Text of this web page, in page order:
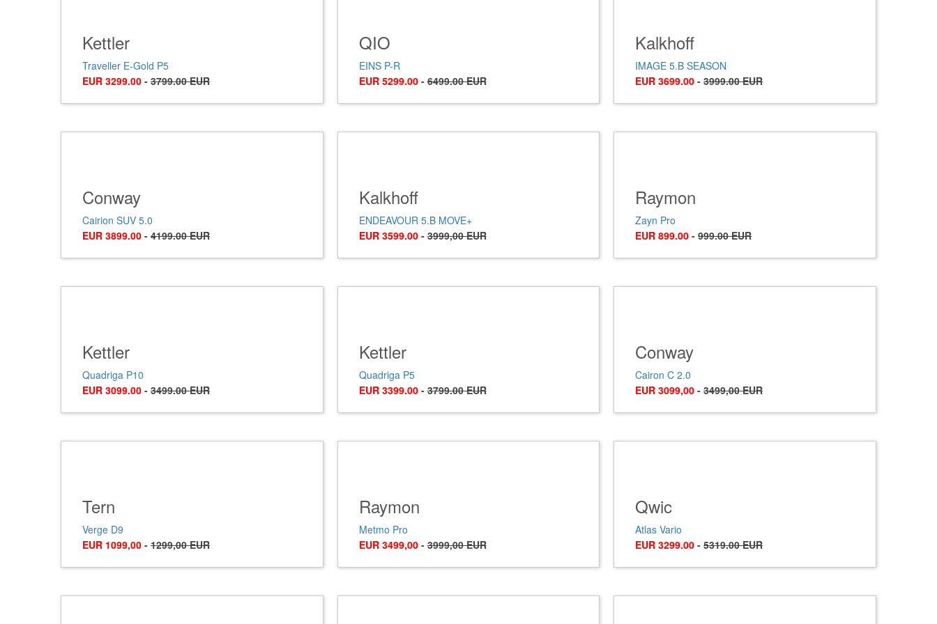
Kettler
Traveller E-Gold P5
EUR 3299.00 - 3799.00 EUR
QIO
EINS P-R
EUR 5299.00-6499.00 EUR
Kalkhoff
IMAGE 5.B SEASON
EUR 3699.00 -3999.00 EUR
Conway
Cairion SUV 5.0
EUR 3899.00 - 4199.00 EUR
Kalkhoff
ENDEAVOUR 5.B MOVE+
EUR 3599.00-3999,00 EUR
Raymon
Zayn Pro
EUR 899.00 -999.00 EUR
Kettler
Quadriga P10
EUR 3099.00 - 3499.00 EUR
Kettler
Quadriga P5
EUR 3399.00-3799.00 EUR
Conway
Cairon C 2.0
EUR 3099,00 -3499,00 EUR
Tern
Verge D9
EUR 1099,00 - 1299,00 EUR
Raymon
Metmo Pro
EUR 3499,00-3999,00 EUR
Qwic
Atlas Vario
EUR 3299.00 -5319.00 EUR